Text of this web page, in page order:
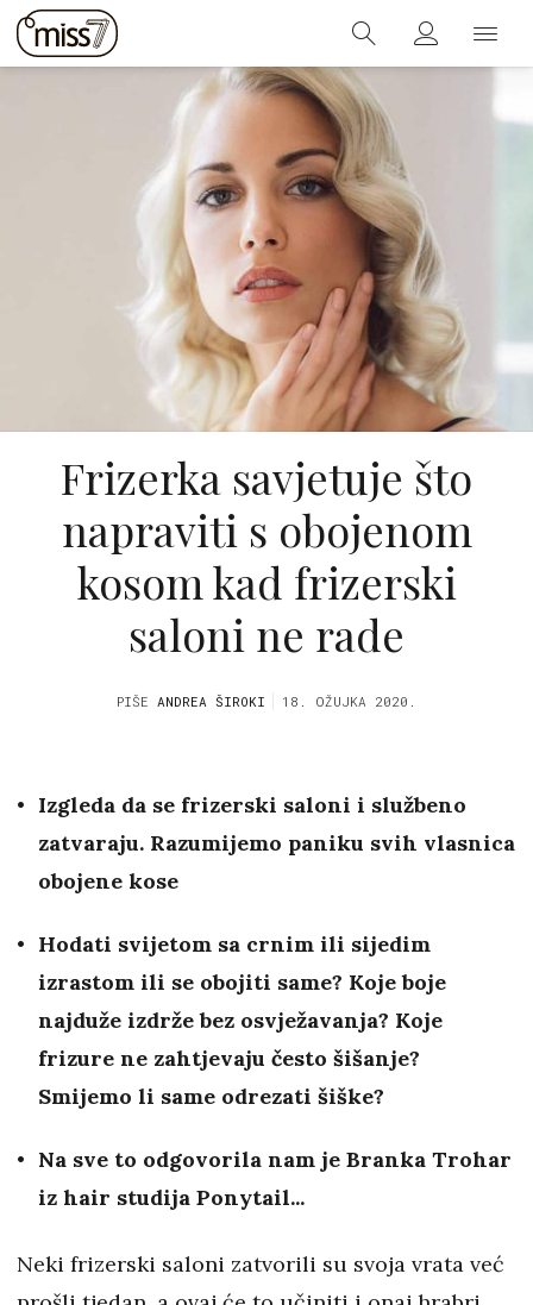
Frizerka savjetuje što
napraviti s obojenom
kosom kad frizerski
saloni ne rade
PIŠE ANDREA ŠIROKI 18. OŽUJKA 2020.
Izgleda da se frizerski saloni i službeno
zatvaraju. Razumijemo paniku svih vlasnica
obojene kose
Hodati svijetom sa crnim ili sijedim
izrastom ili se obojiti same? Koje boje
najduže izdrže bez osvježavanja? Koje
frizure ne zahtjevaju često šišanje?
Smijemo li same odrezati šiške?
Na sve to odgovorila nam je Branka Trohar
iz hair studija Ponytail...
Neki frizerski saloni zatvorili su svoja vrata već